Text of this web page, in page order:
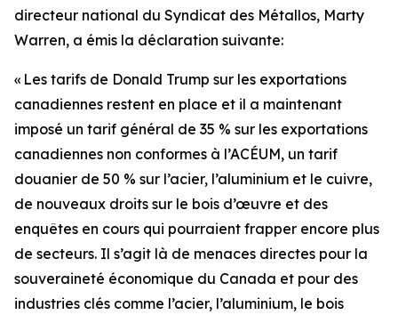
directeur national du Syndicat des Métallos, Marty
Warren, a émis la déclaration suivante:
« Les tarifs de Donald Trump sur les exportations
canadiennes restent en place et il a maintenant
imposé un tarif général de 35 % sur les exportations
canadiennes non conformes à l’ACÉUM, un tarif
douanier de 50 % sur l’acier, l’aluminium et le cuivre,
de nouveaux droits sur le bois d’œuvre et des
enquêtes en cours qui pourraient frapper encore plus
de secteurs. Il s’agit là de menaces directes pour la
souveraineté économique du Canada et pour des
industries clés comme l’acier, l’aluminium, le bois